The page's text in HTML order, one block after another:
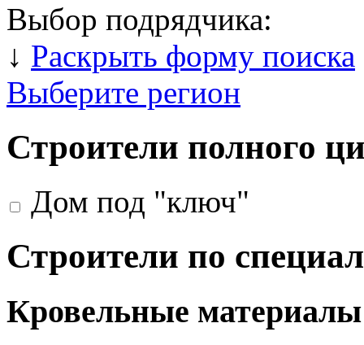
Выбор подрядчика:
↓ Раскрыть форму поиска
Выберите регион
Строители полного
Дом под "ключ"
Строители по
Кровельные материалы